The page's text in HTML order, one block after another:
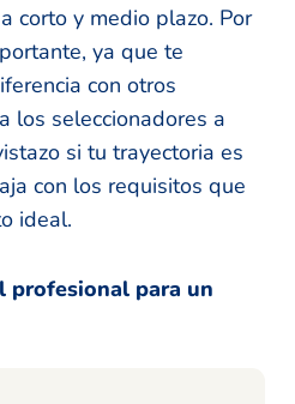
a corto y medio plazo. Por
ya que te
con otros
los seleccionadores a
si tu trayectoria es
con los requisitos que
ideal.
profesional para un